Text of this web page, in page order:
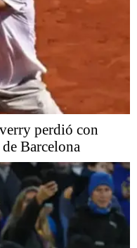
perdió con
Barcelona